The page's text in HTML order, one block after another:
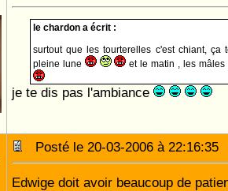
le chardon a écrit :
surtout que les tourterelles c'est chiant,
pleine lune
et le matin , les
je te dis pas l'ambiance
Posté le 20-03-2006 à
Edwige doit avoir beaucoup de